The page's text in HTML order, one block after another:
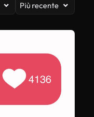
Più recente